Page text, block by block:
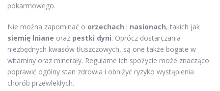
pokarmowego.
Nie można zapominać o orzechach i nasionach, takich jak
siemię lniane oraz pestki dyni. Oprócz dostarczania
niezbędnych kwasów tłuszczowych, są one także bogate w
witaminy oraz minerały. Regularne ich spożycie może znacząco
poprawić ogólny stan zdrowia i obniżyć ryzyko wystąpienia
chorób przewlekłych.